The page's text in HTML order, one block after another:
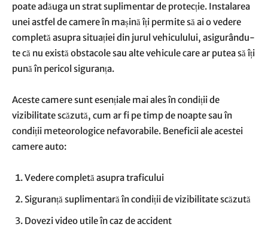
poate adăuga un strat suplimentar de protecție. Instalarea
unei astfel de camere în mașină îți permite să ai o vedere
completă asupra situației din jurul vehiculului, asigurându-
te că nu există obstacole sau alte vehicule care ar putea să îți
pună în pericol siguranța.
Aceste camere sunt esențiale mai ales în condiții de
vizibilitate scăzută, cum ar fi pe timp de noapte sau în
condiții meteorologice nefavorabile. Beneficii ale acestei
camere auto:
Vedere completă asupra traficului
Siguranță suplimentară în condiții de vizibilitate scăzută
Dovezi video utile în caz de accident